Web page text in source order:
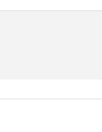
öneri